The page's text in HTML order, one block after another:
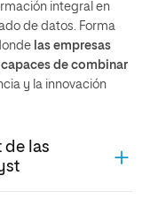
integral en
de datos. Forma
las empresas
de combinar
y la innovación
de las